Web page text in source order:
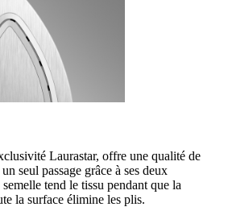
Laurastar, offre une qualité de
seul passage grâce à ses deux
tend le tissu pendant que la
la surface élimine les plis.